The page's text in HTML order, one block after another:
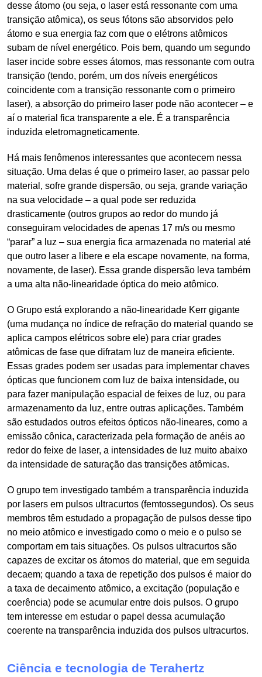
desse átomo (ou seja, o laser está ressonante com uma
transição atômica), os seus fótons são absorvidos pelo
átomo e sua energia faz com que o elétrons atômicos
subam de nível energético. Pois bem, quando um segundo
laser incide sobre esses átomos, mas ressonante com outra
transição (tendo, porém, um dos níveis energéticos
coincidente com a transição ressonante com o primeiro
laser), a absorção do primeiro laser pode não acontecer – e
aí o material fica transparente a ele. É a transparência
induzida eletromagneticamente.
Há mais fenômenos interessantes que acontecem nessa
situação. Uma delas é que o primeiro laser, ao passar pelo
material, sofre grande dispersão, ou seja, grande variação
na sua velocidade – a qual pode ser reduzida
drasticamente (outros grupos ao redor do mundo já
conseguiram velocidades de apenas 17 m/s ou mesmo
“parar” a luz – sua energia fica armazenada no material até
que outro laser a libere e ela escape novamente, na forma,
novamente, de laser). Essa grande dispersão leva também
a uma alta não-linearidade óptica do meio atômico.
O Grupo está explorando a não-linearidade Kerr gigante
(uma mudança no índice de refração do material quando se
aplica campos elétricos sobre ele) para criar grades
atômicas de fase que difratam luz de maneira eficiente.
Essas grades podem ser usadas para implementar chaves
ópticas que funcionem com luz de baixa intensidade, ou
para fazer manipulação espacial de feixes de luz, ou para
armazenamento da luz, entre outras aplicações. Também
são estudados outros efeitos ópticos não-lineares, como a
emissão cônica, caracterizada pela formação de anéis ao
redor do feixe de laser, a intensidades de luz muito abaixo
da intensidade de saturação das transições atômicas.
O grupo tem investigado também a transparência induzida
por lasers em pulsos ultracurtos (femtossegundos). Os seus
membros têm estudado a propagação de pulsos desse tipo
no meio atômico e investigado como o meio e o pulso se
comportam em tais situações. Os pulsos ultracurtos são
capazes de excitar os átomos do material, que em seguida
decaem; quando a taxa de repetição dos pulsos é maior do
a taxa de decaimento atômico, a excitação (população e
coerência) pode se acumular entre dois pulsos. O grupo
tem interesse em estudar o papel dessa acumulação
coerente na transparência induzida dos pulsos ultracurtos.
Ciência e tecnologia de Terahertz